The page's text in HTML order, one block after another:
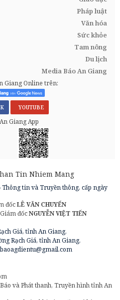
Pháp luật
Văn hóa
Sức khỏe
Tam nông
Du lịch
Media Báo An Giang
Giang Online trên:
YOUTUBE
Giang App
Thông tin và Truyền thông, cấp ngày
đốcLÊ VĂN CHUYỂN
đốcNGUYỄN VIỆT TIẾN
Giá, tỉnh An Giang.
Rạch Giá, tỉnh An Giang.
baoagdientu@gmail.com
và Phát thanh, Truyền hình tỉnh An